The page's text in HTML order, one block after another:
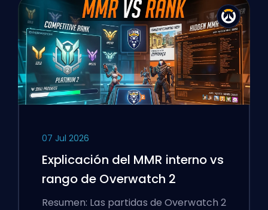
07 Jul 2026
Explicación del MMR interno vs
rango de Overwatch 2
Resumen: Las partidas de Overwatch 2